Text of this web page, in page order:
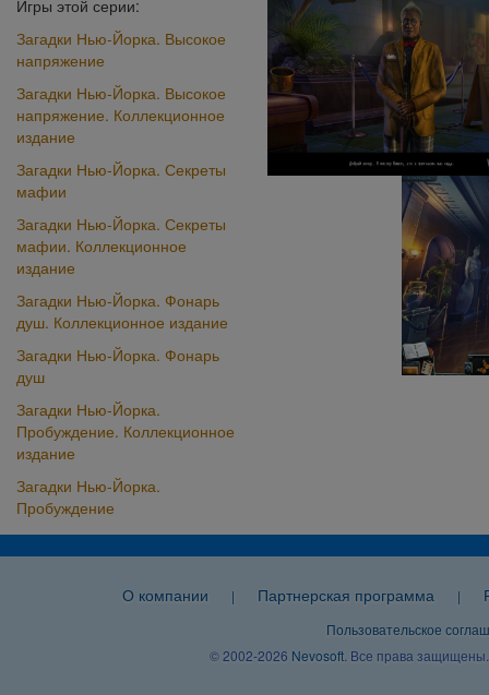
Игры этой серии:
Загадки Нью-Йорка. Высокое
напряжение
Загадки Нью-Йорка. Высокое
напряжение. Коллекционное
издание
Загадки Нью-Йорка. Секреты
мафии
Загадки Нью-Йорка. Секреты
мафии. Коллекционное
издание
Загадки Нью-Йорка. Фонарь
душ. Коллекционное издание
Загадки Нью-Йорка. Фонарь
душ
Загадки Нью-Йорка.
Пробуждение. Коллекционное
издание
Загадки Нью-Йорка.
Пробуждение
О компании | Партнерская программа |
Пользовательское
© 2002-2026 Nevosoft . Все права защищены